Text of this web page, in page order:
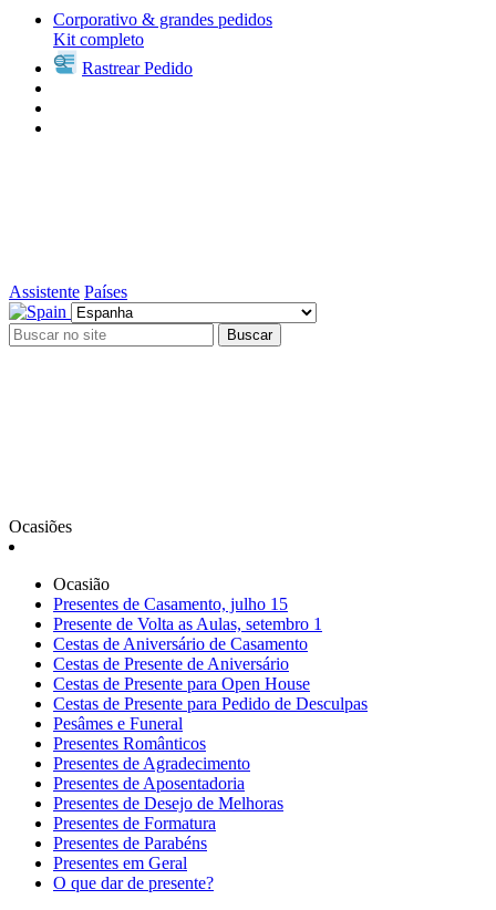
Corporativo & grandes pedidos
Kit completo
Rastrear Pedido
Assistente Países
Buscar
Ocasiões
Ocasião
Presentes de Casamento, julho 15
Presente de Volta as Aulas, setembro 1
Cestas de Aniversário de Casamento
Cestas de Presente de Aniversário
Cestas de Presente para Open House
Cestas de Presente para Pedido de Desculpas
Pesâmes e Funeral
Presentes Românticos
Presentes de Agradecimento
Presentes de Aposentadoria
Presentes de Desejo de Melhoras
Presentes de Formatura
Presentes de Parabéns
Presentes em Geral
O que dar de presente?